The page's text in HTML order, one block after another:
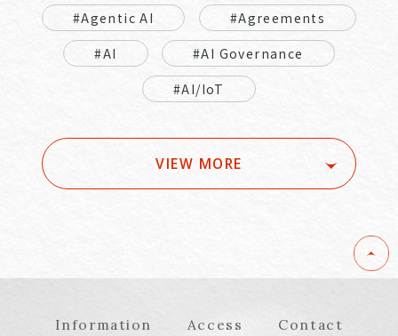
#Agentic AI
#Agreements
#AI
#AI Governance
#AI/IoT
VIEW MORE
Information Access Contact